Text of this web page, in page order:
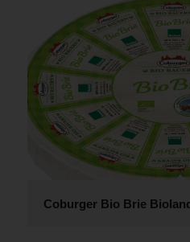
Coburger Bio Brie